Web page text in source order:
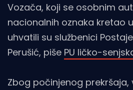
Vozača, koji se osobnim
nacionalnih oznaka kretao
uhvatili su službenici
Perušić, piše PU ličko-
Zbog počinjenog prekršaja,